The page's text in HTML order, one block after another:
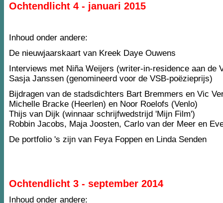
Ochtendlicht 4 - januari 2015
Inhoud onder andere:
De nieuwjaarskaart van Kreek Daye Ouwens
Interviews met Niña Weijers (writer-in-residence aan de
Sasja Janssen (genomineerd voor de VSB-poëzieprijs)
Bijdragen van de stadsdichters Bart Bremmers en Vic
Michelle Bracke (Heerlen) en Noor Roelofs (Venlo)
Thijs van Dijk (winnaar schrijfwedstrijd 'Mijn Film')
Robbin Jacobs, Maja Joosten, Carlo van der Meer en
De portfolio 's zijn van Feya Foppen en Linda Senden
Ochtendlicht 3 - september 2014
Inhoud onder andere: